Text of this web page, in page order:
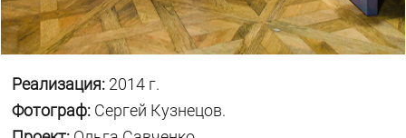
Реализация: 2014 г.
Фотограф: Сергей Кузнецов.